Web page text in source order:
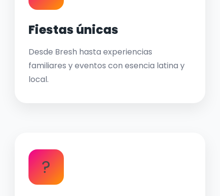
Fiestas únicas
Desde Bresh hasta experiencias
familiares y eventos con esencia latina y
local.
?